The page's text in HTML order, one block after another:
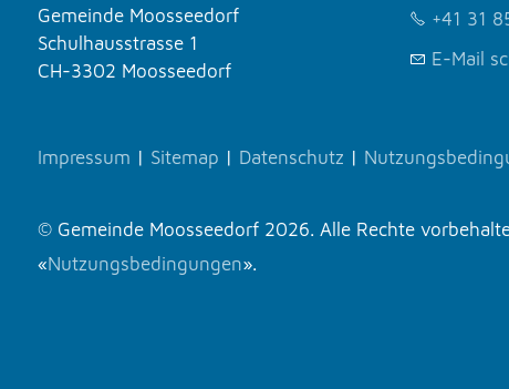
Gemeinde Moosseedorf
Schulhausstrasse 1
CH-3302 Moosseedorf
+41 31
E-Mail
Impressum | Sitemap | Datenschutz |
© Gemeinde Moosseedorf 2026. Alle Rechte
«Nutzungsbedingungen».